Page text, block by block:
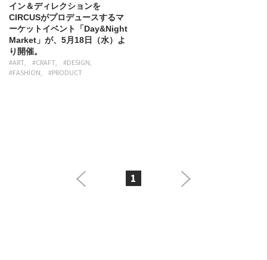
イン＆ディレクションを
CIRCUSがプロデュースするマ
ーケットイベント「Day&Night
Market」が、5月18日（水）よ
り開催。
#ART #CRAFT
#DESIGN
#FASHION
#PRODUCT
1